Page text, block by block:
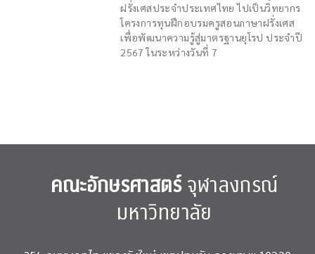
ฝรั่งเศสประจำประเทศไทย ไปเป็นวิทยากร
โครงการทุนฝึกอบรมครูสอนภาษาฝรั่งเศส
เพื่อพัฒนาความรู้สู่มาตรฐานยุโรป ประจำปี
2567 ในระหว่างวันที่ 7
คณะอักษรศาสตร์จุฬาลงกรณ์
มหาวิทยาลัย